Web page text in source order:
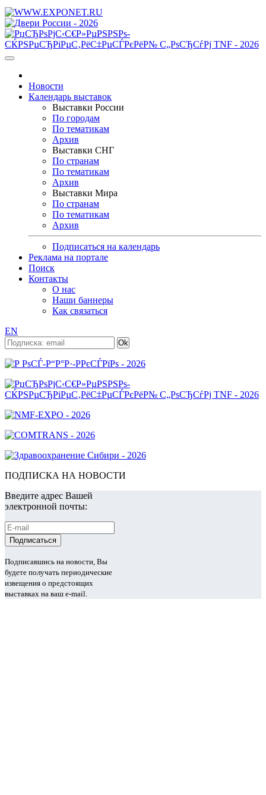
Новости
Календарь выставок
Выставки России
По городам
По тематикам
Архив
Выставки СНГ
По странам
По тематикам
Архив
Выставки Мира
По странам
По тематикам
Архив
Подписаться на календарь
Реклама на портале
Поиск
Контакты
О нас
Наши баннеры
Как связаться
EN
ПОДПИСКА НА НОВОСТИ
Введите адрес Вашей
электронной почты:
Подписавшись на новости, Вы
будете получать периодические
извещения о предстоящих
выставках на ваш e-mail.